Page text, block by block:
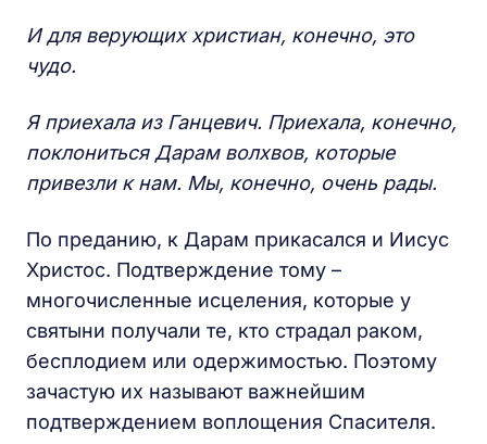
И для верующих христиан, конечно, это
чудо.
Я приехала из Ганцевич. Приехала, конечно,
поклониться Дарам волхвов, которые
привезли к нам. Мы, конечно, очень рады.
По преданию, к Дарам прикасался и Иисус
Христос. Подтверждение тому –
многочисленные исцеления, которые у
святыни получали те, кто страдал раком,
бесплодием или одержимостью. Поэтому
зачастую их называют важнейшим
подтверждением воплощения Спасителя.